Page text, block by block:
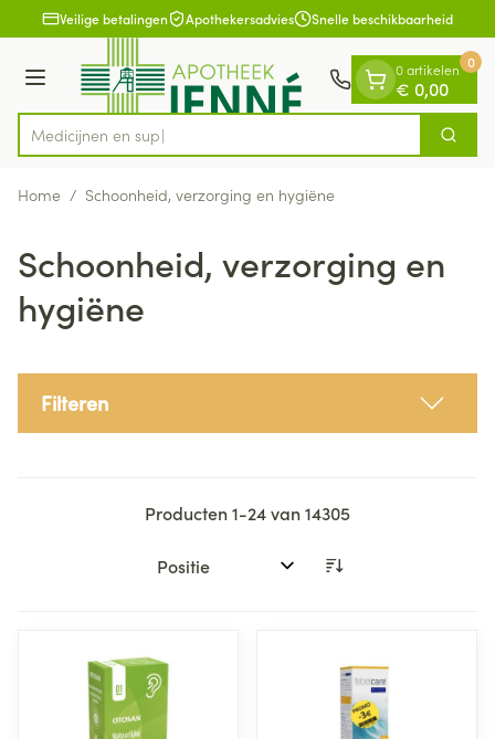
Ga naar de inhoud
1 van 1Veilige betalingen Apothekersadvies Snelle beschikbaarheid
Menu
Product, merk, categorie... Zoek
0 artikelen
€ 0,00
0
Home / Schoonheid, verzorging en hygiëne
Schoonheid, verzorging en
hygiëne
Filteren
Producten1-24van14305
Sorteer op: